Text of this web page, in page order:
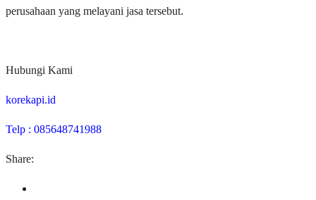
perusahaan yang melayani jasa tersebut.
Hubungi Kami
korekapi.id
Telp : 085648741988
Share: